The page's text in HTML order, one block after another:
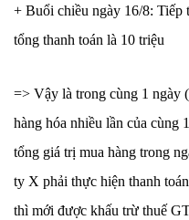
+ Buổi chiều ngày 16/8: Tiếp
tổng thanh toán là 10 triệu
=> Vậy là trong cùng 1 ngày
hàng hóa nhiều lần của cùng
tổng giá trị mua hàng trong
ty X phải thực hiện thanh
thì mới được khấu trừ thuế